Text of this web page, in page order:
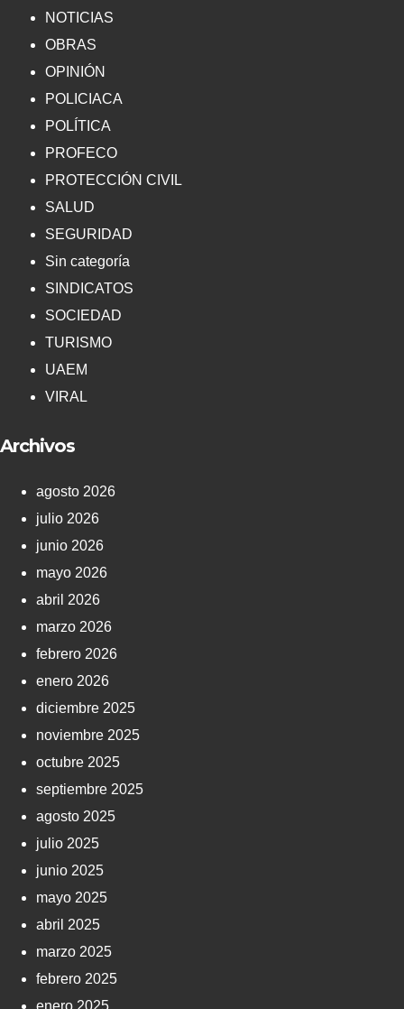
NOTICIAS
OBRAS
OPINIÓN
POLICIACA
POLÍTICA
PROFECO
PROTECCIÓN CIVIL
SALUD
SEGURIDAD
Sin categoría
SINDICATOS
SOCIEDAD
TURISMO
UAEM
VIRAL
Archivos
agosto 2026
julio 2026
junio 2026
mayo 2026
abril 2026
marzo 2026
febrero 2026
enero 2026
diciembre 2025
noviembre 2025
octubre 2025
septiembre 2025
agosto 2025
julio 2025
junio 2025
mayo 2025
abril 2025
marzo 2025
febrero 2025
enero 2025